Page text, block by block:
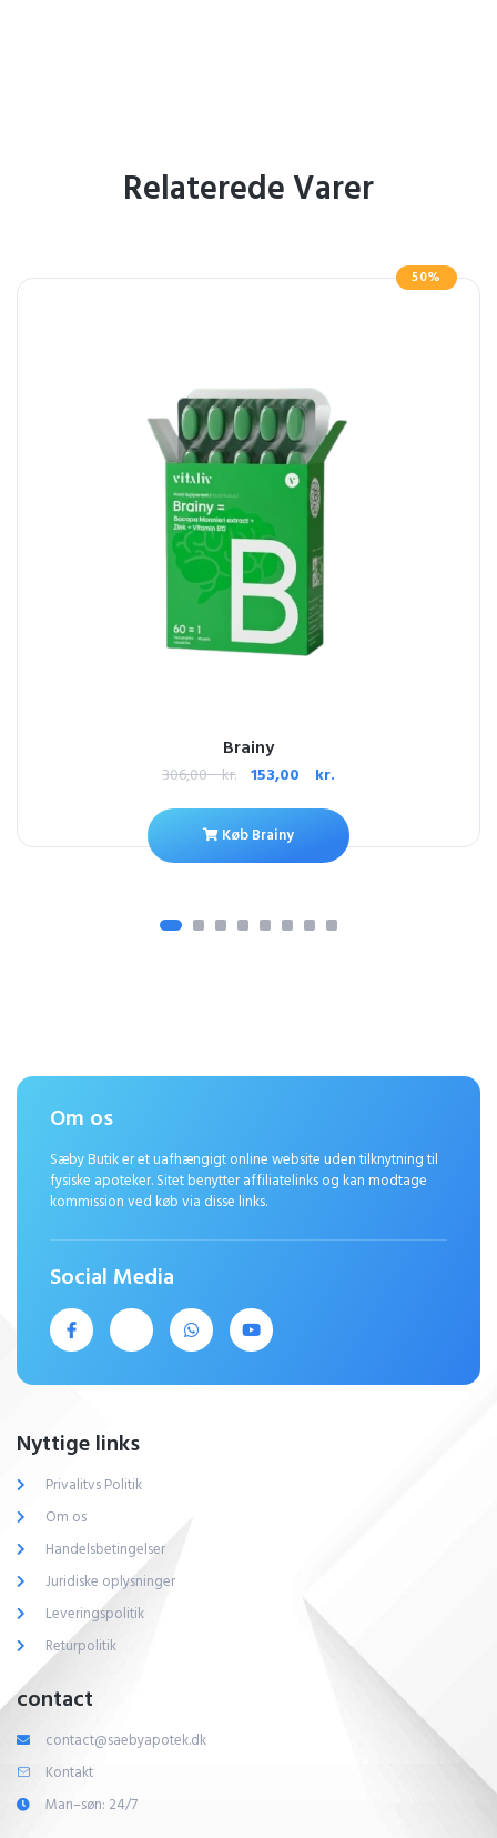
Relaterede Varer
50%
Brainy
306,00kr. 153,00 kr.
Køb Brainy
Om os
Sæby Butik er et uafhængigt online website uden tilknytning til
fysiske apoteker. Sitet benytter affiliatelinks og kan modtage
kommission ved køb via disse links.
Social Media
Nyttige links
Privalitvs Politik
Om os
Handelsbetingelser
Juridiske oplysninger
Leveringspolitik
Returpolitik
contact
contact@saebyapotek.dk
Kontakt
Man–søn: 24/7